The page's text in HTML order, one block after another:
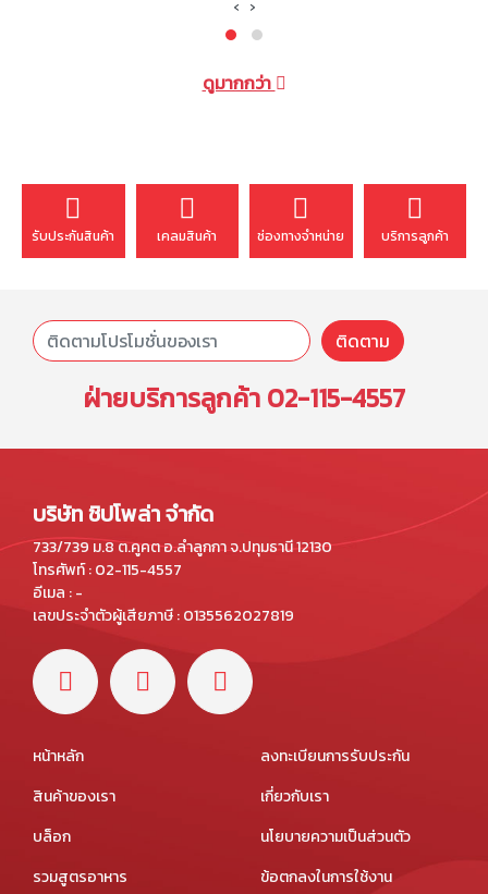
‹ ›
ดูมากกว่า
รับประกันสินค้า เคลมสินค้า ช่องทางจำหน่าย บริการลูกค้า
ติดตาม
ฝ่ายบริการลูกค้า 02-115-4557
บริษัท ชิปโพล่า จำกัด
733/739 ม.8 ต.คูคต อ.ลำลูกกา จ.ปทุมธานี 12130
โทรศัพท์ : 02-115-4557
อีเมล : -
เลขประจำตัวผู้เสียภาษี : 0135562027819
หน้าหลัก
สินค้าของเรา
บล็อก
รวมสูตรอาหาร
ลงทะเบียนการรับประกัน
เกี่ยวกับเรา
นโยบายความเป็นส่วนตัว
ข้อตกลงในการใช้งาน